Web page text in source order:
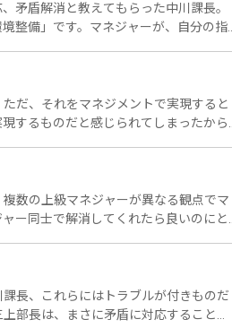
矛盾解消と教えてもらった中川課長。
整備」です。マネジャーが、自分の指
だ、それをマネジメントで実現すると
するものだと感じられてしまったから
数の上級マネジャーが異なる観点でマ
ー同士で解消してくれたら良いのにと
長、これらにはトラブルが付きものだ
部長は、まさに矛盾に対応すること